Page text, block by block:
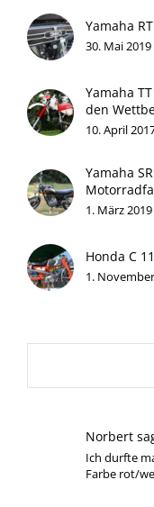
Yamaha
30. Mai 2019
Yamaha
den
10. April
Yamaha
1. März 2019
Honda C
1.
Norbert
Ich durfte
Farbe rot/